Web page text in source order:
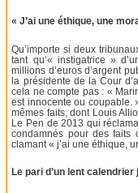
« J’ai une éthique, une
Qu’importe si deux
tant qu’« instigatrice »
millions d’euros d’argent
la présidente de la Cour
cela ne compte pas : «
est innocente ou coupable.
mêmes faits, dont Louis
Le Pen de 2013 qui
condamnés pour des faits
clamant « j’ai une éthique,
Le pari d’un lent